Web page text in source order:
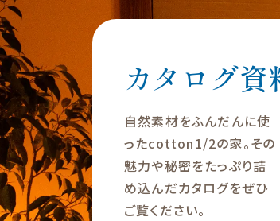
カタログ資
自然素材をふんだんに使
ったcotton1/2の家。その
魅力や秘密をたっぷり詰
め込んだカタログをぜひ
ご覧ください。